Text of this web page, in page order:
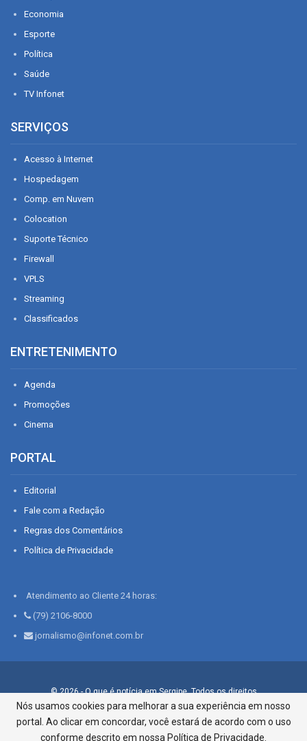
Economia
Esporte
Política
Saúde
TV Infonet
SERVIÇOS
Acesso à Internet
Hospedagem
Comp. em Nuvem
Colocation
Suporte Técnico
Firewall
VPLS
Streaming
Classificados
ENTRETENIMENTO
Agenda
Promoções
Cinema
PORTAL
Editorial
Fale com a Redação
Regras dos Comentários
Política de Privacidade
Atendimento ao Cliente 24 horas:
(79) 2106-8000
jornalismo@infonet.com.br
© 2026 - O que é notícia em Sergipe. Todos os direitos
reservados.
Infonet - Rua Monsenhor Silveira 276, Bairro São José |
Aracaju-SE, CEP 49015-030, Fone: 79.2106.8000 - CI Centro de
Nós usamos cookies para melhorar a sua experiência em nosso
portal. Ao clicar em concordar, você estará de acordo com o uso
conforme descrito em nossa Política de Privacidade.